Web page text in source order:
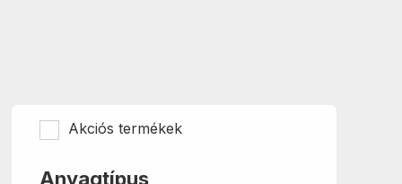
Akciós termékek
Anyagtípus